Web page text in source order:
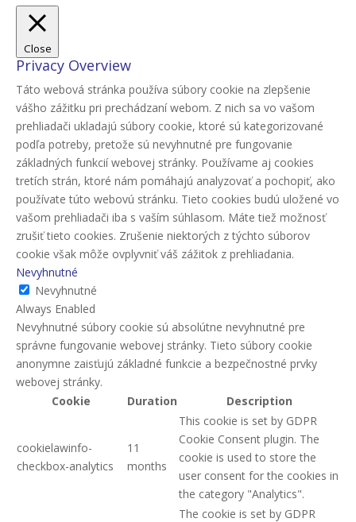
Close
Privacy Overview
Táto webová stránka používa súbory cookie na zlepšenie
vášho zážitku pri prechádzaní webom. Z nich sa vo vašom
prehliadači ukladajú súbory cookie, ktoré sú kategorizované
podľa potreby, pretože sú nevyhnutné pre fungovanie
základných funkcií webovej stránky. Používame aj cookies
tretích strán, ktoré nám pomáhajú analyzovať a pochopiť, ako
používate túto webovú stránku. Tieto cookies budú uložené vo
vašom prehliadači iba s vaším súhlasom. Máte tiež možnosť
zrušiť tieto cookies. Zrušenie niektorých z týchto súborov
cookie však môže ovplyvniť váš zážitok z prehliadania.
Nevyhnutné
Nevyhnutné
Always Enabled
Nevyhnutné súbory cookie sú absolútne nevyhnutné pre
správne fungovanie webovej stránky. Tieto súbory cookie
anonymne zaisťujú základné funkcie a bezpečnostné prvky
webovej stránky.
Cookie
Duration Description
cookielawinfo-
checkbox-analytics
11
months
This cookie is set by GDPR
Cookie Consent plugin. The
cookie is used to store the
user consent for the cookies in
the category "Analytics".
The cookie is set by GDPR